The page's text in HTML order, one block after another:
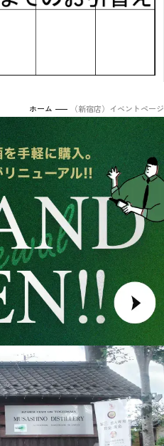
ホーム （新宿店）イベントページ